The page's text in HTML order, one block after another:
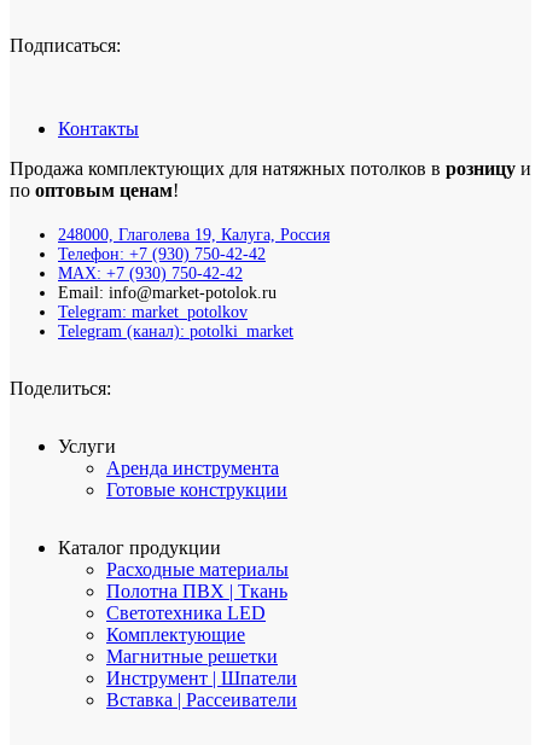
Подписаться:
Контакты
Продажа комплектующих для натяжных потолков в розницу и
по оптовым ценам!
248000, Глаголева 19, Калуга, Россия
Телефон: +7 (930) 750-42-42
MAX: +7 (930) 750-42-42
Email: info@market-potolok.ru
Telegram: market_potolkov
Telegram (канал): potolki_market
Поделиться:
Услуги
Аренда инструмента
Готовые конструкции
Каталог продукции
Расходные материалы
Полотна ПВХ | Ткань
Светотехника LED
Комплектующие
Магнитные решетки
Инструмент | Шпатели
Вставка | Рассеиватели